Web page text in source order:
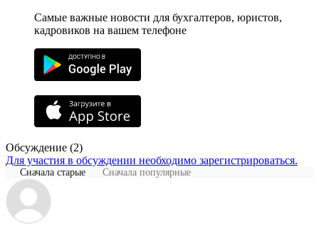
Самые важные новости для бухгалтеров, юристов,
кадровиков на вашем телефоне
Обсуждение (2)
Для участия в обсуждении необходимо зарегистрироваться.
Сначала старые Сначала популярные